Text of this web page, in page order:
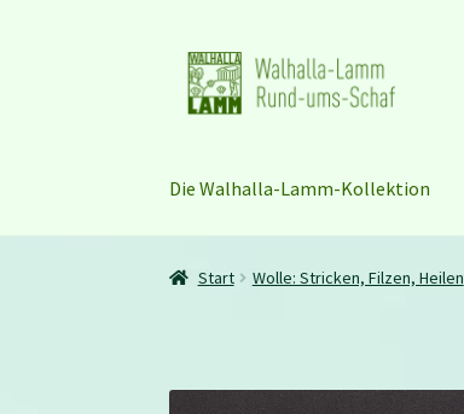
Zur
Navigation
Zum
Inhalt
Die Walhalla-Lamm-Kollektion
Start Wolle: Stricken, Filzen, Heilen